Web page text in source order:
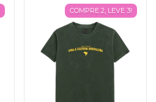
COMPRE 2, LEVE 3!